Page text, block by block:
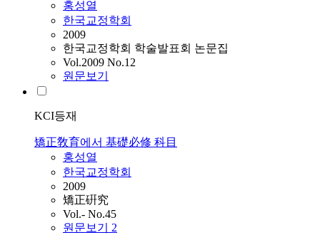
홍성열
한국교정학회
2009
한국교정학회 학술발표회 논문집
Vol.2009 No.12
원문보기
KCI등재
矯正敎育에서 基礎必修 科目
홍성열
한국교정학회
2009
矯正硏究
Vol.- No.45
원문보기 2